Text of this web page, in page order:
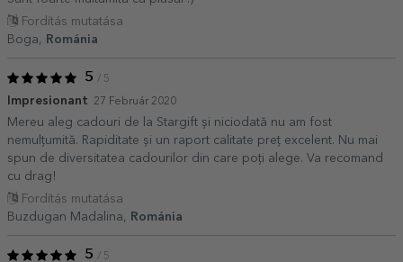
Fordítás mutatása
Boga,
Románia
5 / 5
Impresionant 27 Február 2020
Mereu aleg cadouri de la Stargift și niciodată nu am fost
nemulțumită. Rapiditate și un raport calitate preț excelent. Nu mai
spun de diversitatea cadourilor din care poți alege. Va recomand
cu drag!
Fordítás mutatása
Buzdugan Madalina,
Románia
5 / 5